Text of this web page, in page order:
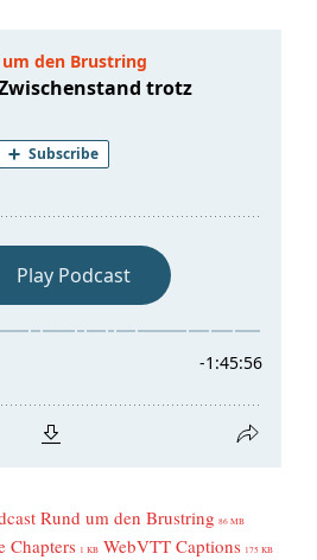
Rund um den Brust­ring 86 MB
Chap­ters 1 KB WebVTT Cap­ti­ons 175 KB